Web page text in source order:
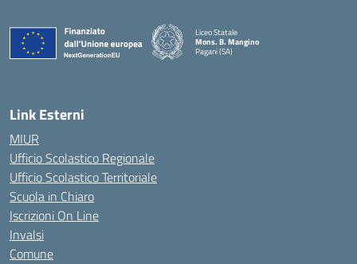
Liceo Statale
Mons. B. Mangino
Pagani (SA)
— Visita la pagina iniziale della scuola
Link Esterni
MIUR
Ufficio Scolastico Regionale
Ufficio Scolastico Territoriale
Scuola in Chiaro
Iscrizioni On Line
Invalsi
Comune